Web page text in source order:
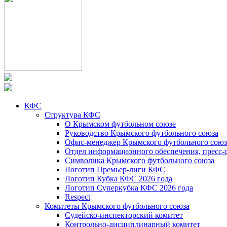
КФС
Структура КФС
О Крымском футбольном союзе
Руководство Крымского футбольного союза
Офис-менеджер Крымского футбольного
Отдел информационного обеспечения, пресс-
Символика Крымского футбольного союза
Логотип Премьер-лиги КФС
Логотип Кубка КФС 2026 года
Логотип Суперкубка КФС 2026 года
Respect
Комитеты Крымского футбольного союза
Судейско-инспекторский комитет
Контрольно-дисциплинарный комитет